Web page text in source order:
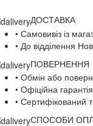
ДОСТАВКА
• Самовивіз із
• До відділення
ПОВЕРНЕННЯ
• Обмін або
• Офіційна
• Сертифікований
СПОСОБИ